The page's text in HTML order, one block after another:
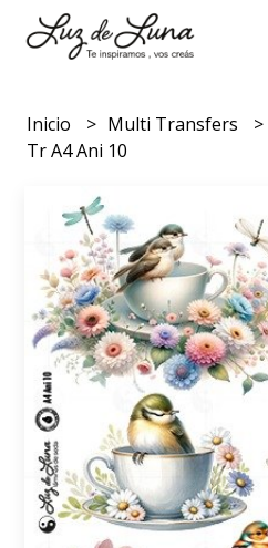
Inicio Multi Transfers
Tr A4 Ani 10